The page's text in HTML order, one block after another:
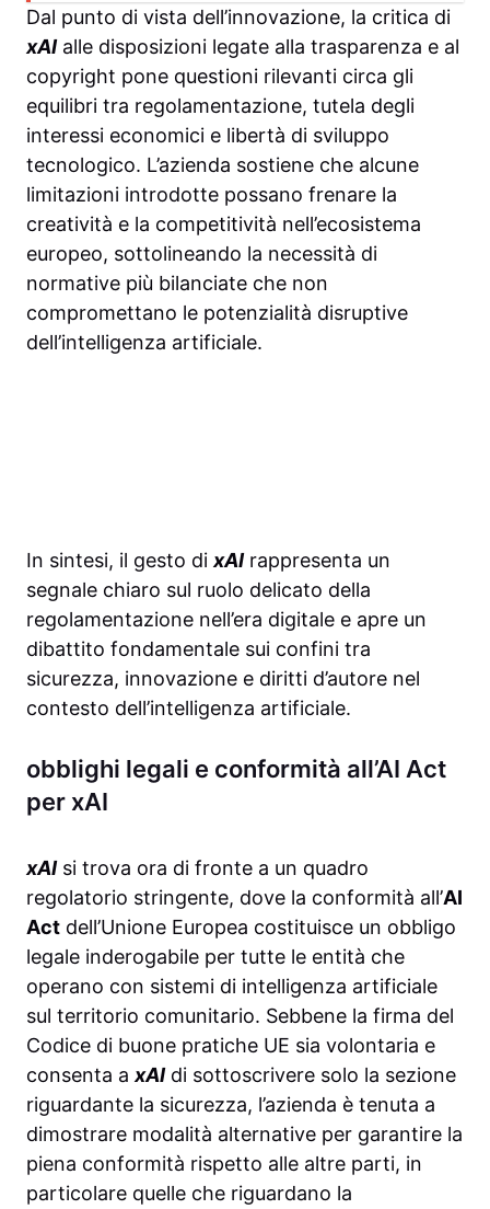
Dal punto di vista dell’innovazione, la critica di
xAIalle disposizioni legate alla trasparenza e al
copyright pone questioni rilevanti circa gli
equilibri tra regolamentazione, tutela degli
interessi economici e libertà di sviluppo
tecnologico. L’azienda sostiene che alcune
limitazioni introdotte possano frenare la
creatività e la competitività nell’ecosistema
europeo, sottolineando la necessità di
normative più bilanciate che non
compromettano le potenzialità disruptive
dell’intelligenza artificiale.
In sintesi, il gesto di xAIrappresenta un
segnale chiaro sul ruolo delicato della
regolamentazione nell’era digitale e apre un
dibattito fondamentale sui confini tra
sicurezza, innovazione e diritti d’autore nel
contesto dell’intelligenza artificiale.
obblighi legali e conformità all’AI Act
per xAI
xAIsi trova ora di fronte a un quadro
regolatorio stringente, dove la conformità all’AI
Act dell’Unione Europea costituisce un obbligo
legale inderogabile per tutte le entità che
operano con sistemi di intelligenza artificiale
sul territorio comunitario. Sebbene la firma del
Codice di buone pratiche UE sia volontaria e
consenta a xAIdi sottoscrivere solo la sezione
riguardante la sicurezza, l’azienda è tenuta a
dimostrare modalità alternative per garantire la
piena conformità rispetto alle altre parti, in
particolare quelle che riguardano la